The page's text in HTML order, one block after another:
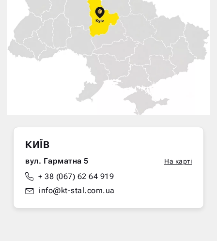
КИЇВ
вул. Гарматна 5 На карті
+ 38 (067) 62 64 919
info@kt-stal.com.ua